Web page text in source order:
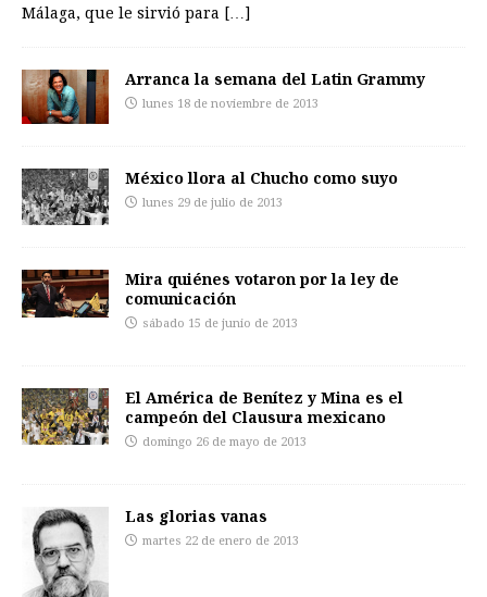
Málaga, que le sirvió para […]
Arranca la semana del Latin Grammy
lunes 18 de noviembre de 2013
México llora al Chucho como suyo
lunes 29 de julio de 2013
Mira quiénes votaron por la ley de
comunicación
sábado 15 de junio de 2013
El América de Benítez y Mina es el
campeón del Clausura mexicano
domingo 26 de mayo de 2013
Las glorias vanas
martes 22 de enero de 2013